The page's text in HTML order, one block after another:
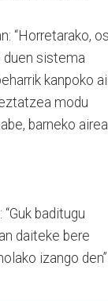
“Horretarako,
duen sistema
kanpoko
modu
barneko airea
baditugu
daiteke bere
izango